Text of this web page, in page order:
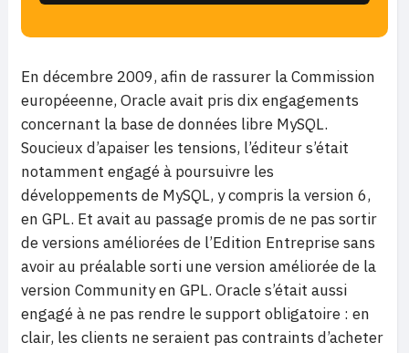
En décembre 2009, afin de rassurer la Commission
européeenne, Oracle avait pris dix engagements
concernant la base de données libre MySQL.
Soucieux d’apaiser les tensions, l’éditeur s’était
notamment engagé à poursuivre les
développements de MySQL, y compris la version 6,
en GPL. Et avait au passage promis de ne pas sortir
de versions améliorées de l’Edition Entreprise sans
avoir au préalable sorti une version améliorée de la
version Community en GPL. Oracle s’était aussi
engagé à ne pas rendre le support obligatoire : en
clair, les clients ne seraient pas contraints d’acheter